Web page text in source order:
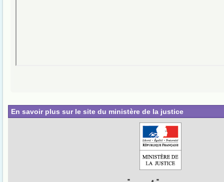
En savoir plus sur le site du ministère de la justice